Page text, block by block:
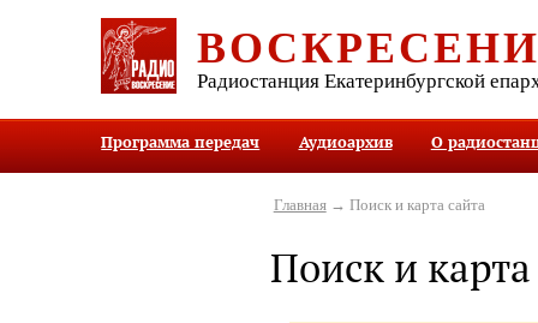
Радиостанция Екатеринбургской
Программа передач Аудиоархив О
Главная→ Поиск и карта сайта
Поиск и карта